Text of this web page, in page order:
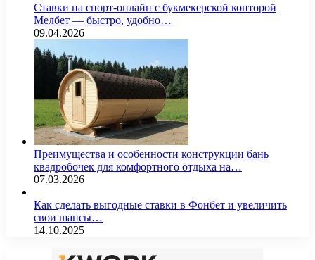
Ставки на спорт-онлайн с букмекерской конторой
Мелбет — быстро, удобно…
09.04.2026
Преимущества и особенности конструкции бань
квадробочек для комфортного отдыха на…
07.03.2026
Как сделать выгодные ставки в Фонбет и увеличить
свои шансы…
14.10.2025